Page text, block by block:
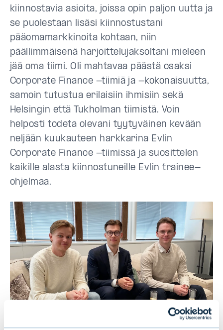
kiinnostavia asioita, joissa opin paljon uutta ja
se puolestaan lisäsi kiinnostustani
pääomamarkkinoita kohtaan, niin
päällimmäisenä harjoittelujaksoltani mieleen
jää oma tiimi. Oli mahtavaa päästä osaksi
Corporate Finance -tiimiä ja -kokonaisuutta,
samoin tutustua erilaisiin ihmisiin sekä
Helsingin että Tukholman tiimistä. Voin
helposti todeta olevani tyytyväinen kevään
neljään kuukauteen harkkarina Evlin
Corporate Finance -tiimissä ja suosittelen
kaikille alasta kiinnostuneille Evlin trainee-
ohjelmaa.